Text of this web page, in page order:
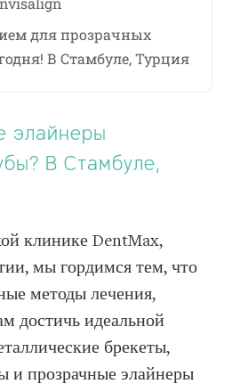
для прозрачных
В Стамбуле, Турция
элайнеры
В Стамбуле,
клинике DentMax,
мы гордимся тем, что
методы лечения,
достичь идеальной
брекеты,
и прозрачные элайнеры